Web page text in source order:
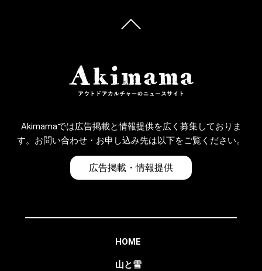
Akimamaでは広告掲載と情報提供を広く募集しておりま
す。お問い合わせ・お申し込み先は以下をご覧ください。
広告掲載・情報提供
HOME
山と雪